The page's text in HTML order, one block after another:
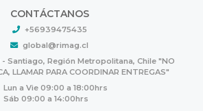
CONTÁCTANOS
+56939475435
global@rimag.cl
Santiago, Región Metropolitana, Chile "NO
LLAMAR PARA COORDINAR ENTREGAS"
Lun a Vie 09:00 a 18:00hrs
Sáb 09:00 a 14:00hrs